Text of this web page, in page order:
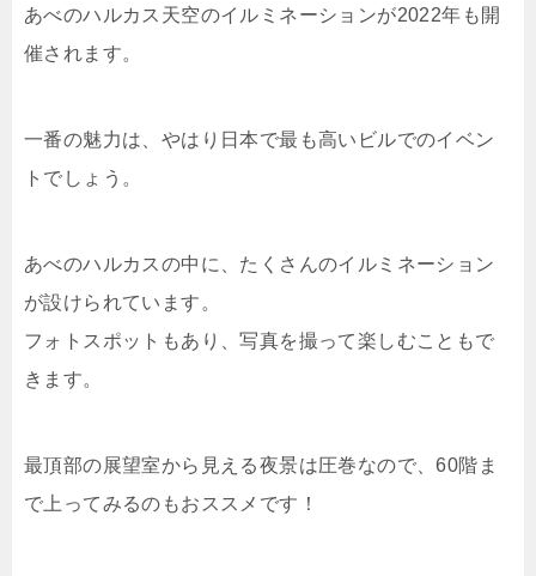
あべのハルカス天空のイルミネーションが2022年も開
催されます。
一番の魅力は、やはり日本で最も高いビルでのイベン
トでしょう。
あべのハルカスの中に、たくさんのイルミネーション
が設けられています。
フォトスポットもあり、写真を撮って楽しむこともで
きます。
最頂部の展望室から見える夜景は圧巻なので、60階ま
で上ってみるのもおススメです！